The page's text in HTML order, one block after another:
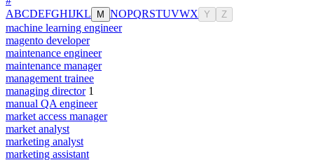
ABCDEFGHIJKL M NOPQRSTUVWX Y Z
machine learning engineer
magento developer
maintenance engineer
maintenance manager
management trainee
managing director 1
manual QA engineer
market access manager
market analyst
marketing analyst
marketing assistant